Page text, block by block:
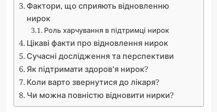
Фактори, що сприяють відновленню
нирок
Роль харчування в підтримці нирок
Цікаві факти про відновлення нирок
Сучасні дослідження та перспективи
Як підтримати здоров’я нирок?
Коли варто звернутися до лікаря?
Чи можна повністю відновити нирки?